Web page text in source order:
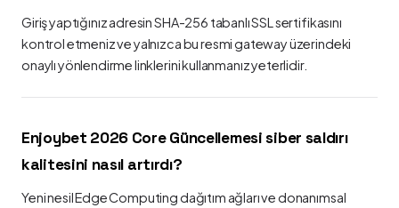
Giriş yaptığınız adresin SHA-256 tabanlı SSL sertifikasını
kontrol etmeniz ve yalnızca bu resmi gateway üzerindeki
onaylı yönlendirme linklerini kullanmanız yeterlidir.
Enjoybet 2026 Core Güncellemesi siber saldırı
kalitesini nasıl artırdı?
Yeni nesil Edge Computing dağıtım ağları ve donanımsal